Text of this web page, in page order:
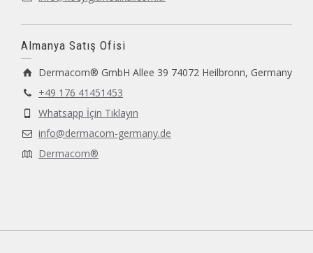
Almanya Satış Ofisi
Dermacom® GmbH Allee 39 74072 Heilbronn, Germany
+49 176 41451453
Whatsapp İçin Tıklayın
info@dermacom-germany.de
Dermacom®